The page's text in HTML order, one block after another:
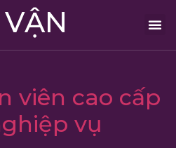
viên cao cấp
vụ